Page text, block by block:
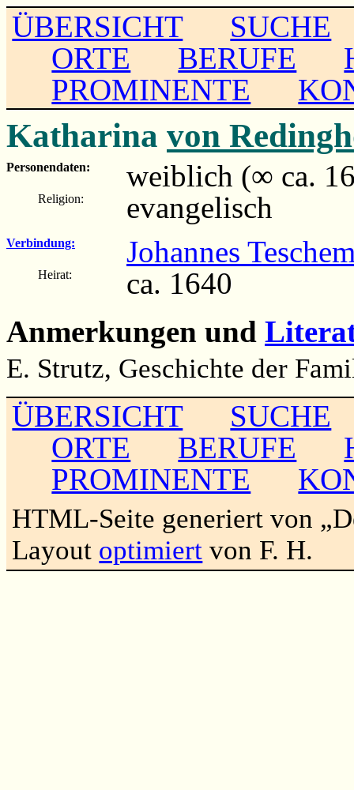
ÜBERSICHT
SUCHE
ORTE
BERUFE
PROMINENTE
Katharina von
Personendaten: weiblich (∞ ca.
Religion: evangelisch
Verbindung: Johannes
Heirat:
ca. 1640
Anmerkungen und
E. Strutz, Geschichte der
ÜBERSICHT
SUCHE
ORTE
BERUFE
PROMINENTE
HTML-Seite generiert von
Layout optimiert von F. H.